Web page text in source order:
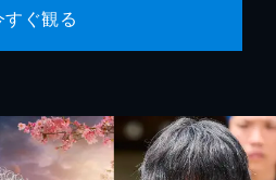
すぐ観る